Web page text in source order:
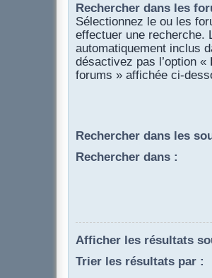
Rechercher dans les
Sélectionnez le ou les
effectuer une recherche.
automatiquement inclus
désactivez pas l’option
forums » affichée ci-
Rechercher dans les
Rechercher dans :
Afficher les résultats
Trier les résultats par :